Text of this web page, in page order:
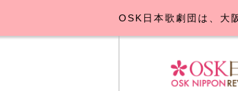
OSK日本歌劇団は、大